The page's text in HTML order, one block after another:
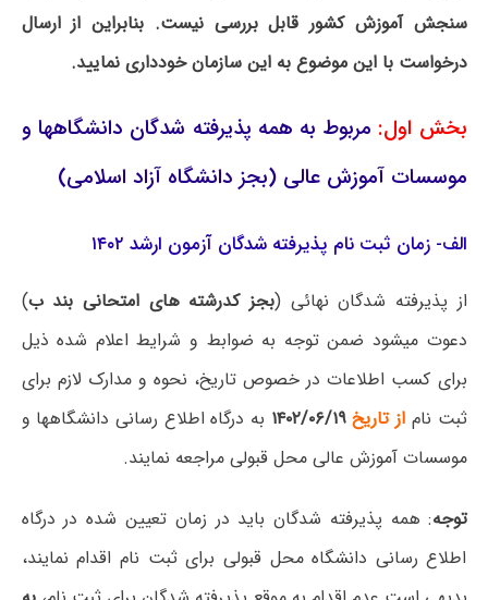
سنجش آموزش کشور قابل بررسی نیست. بنابراین از ارسال
درخواست با این موضوع به این سازمان خودداری نمایید.
بخش اول: مربوط به همه پذیرفته شدگان دانشگاهها و
موسسات آموزش عالی (بجز دانشگاه آزاد اسلامی)
الف- زمان ثبت نام پذیرفته‌ شدگان آزمون ارشد ۱۴۰۲
از پذیرفته شدگان نهائی (بجز کدرشته های امتحانی بند ب)
دعوت میشود ضمن توجه به ضوابط و شرایط اعلام شده ذیل
برای کسب اطلاعات در خصوص تاریخ، نحوه و مدارک لازم برای
ثبت نام از تاریخ۱۴۰۲/۰۶/۱۹
به درگاه اطلاع رسانی دانشگاهها و
موسسات آموزش عالی محل قبولی مراجعه نمایند.
توجه: همه پذیرفته شدگان باید در زمان تعیین شده در درگاه
اطلاع رسانی دانشگاه محل قبولی برای ثبت نام اقدام نمایند،